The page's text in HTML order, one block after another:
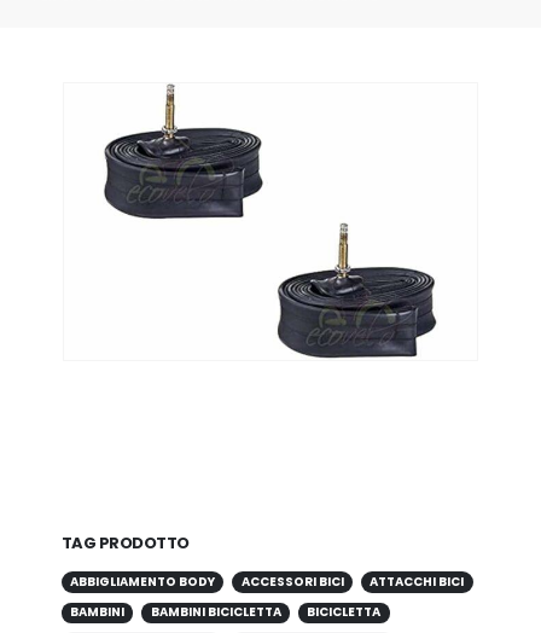
TAG PRODOTTO
ABBIGLIAMENTO BODY ACCESSORI BICI
ATTACCHI BICI
BAMBINI
BAMBINI BICICLETTA
BICICLETTA